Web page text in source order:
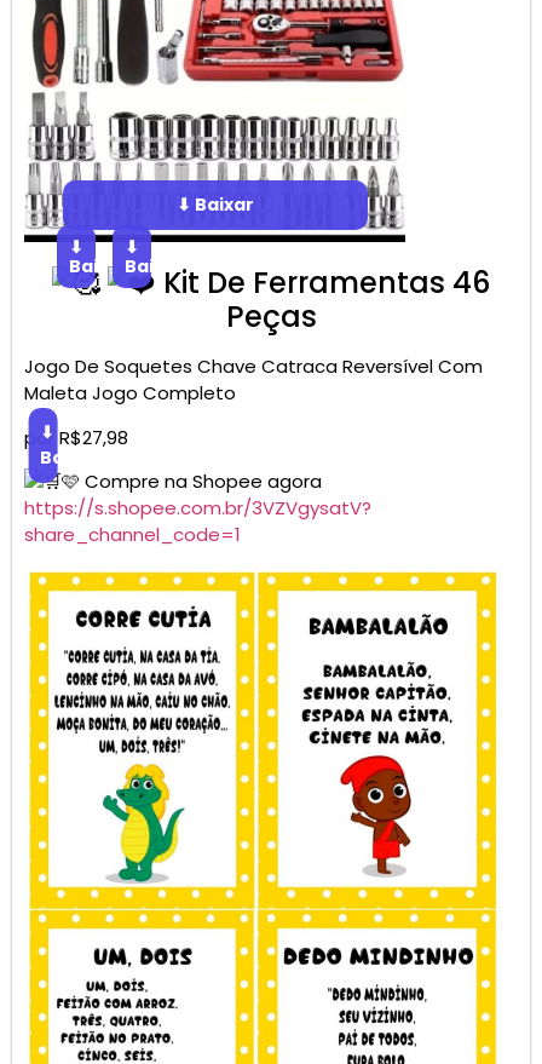
⬇ Baixar
⬇
Baixar
⬇
BaixarKit De Ferramentas 46
Peças
Jogo De Soquetes Chave Catraca Reversível Com
Maleta Jogo Completo
por R$27,98
⬇
Baixar
🩷 Compre na Shopee agora
https://s.shopee.com.br/3VZVgysatV?
share_channel_code=1